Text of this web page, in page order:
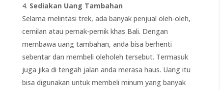
Sediakan Uang Tambahan
Selama melintasi trek, ada banyak penjual oleh-oleh,
cemilan atau pernak-pernik khas Bali. Dengan
membawa uang tambahan, anda bisa berhenti
sebentar dan membeli oleholeh tersebut. Termasuk
juga jika di tengah jalan anda merasa haus. Uang itu
bisa digunakan untuk membeli minum yang banyak